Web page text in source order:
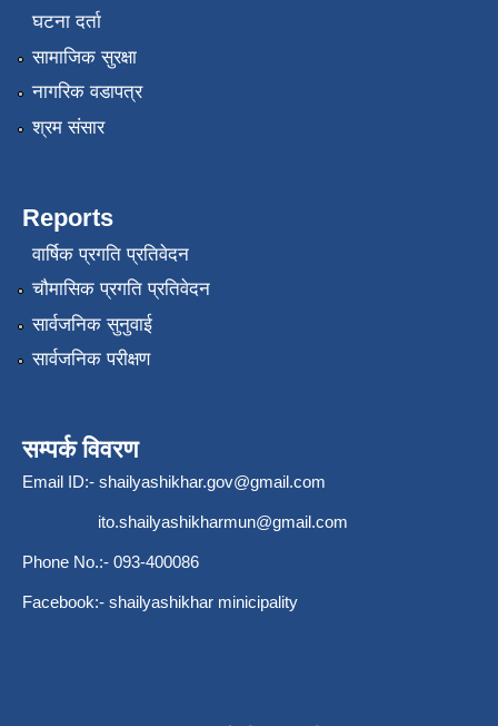
घटना दर्ता
सामाजिक सुरक्षा
नागरिक वडापत्र
श्रम संसार
Reports
वार्षिक प्रगति प्रतिवेदन
चौमासिक प्रगति प्रतिवेदन
सार्वजनिक सुनुवाई
सार्वजनिक परीक्षण
सम्पर्क विवरण
Email ID:- shailyashikhar.gov@gmail.com
ito.shailyashikharmun@gmail.com
Phone No.:- 093-400086
Facebook:- shailyashikhar minicipality